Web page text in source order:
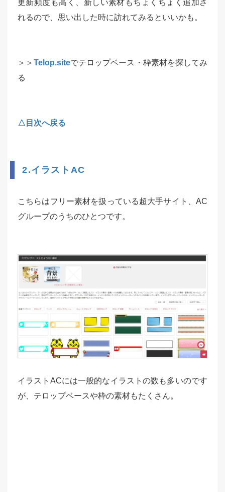
更新頻度も高く、新しい素材もちょくちょく追加さ
れるので、思い出した時に訪れてみるといいかも。
＞＞ Telop.siteでテロップベース・枠素材を探してみ
る
△目次へ戻る
2.イラストAC
こちらはフリー素材を扱っている超大手サイト、AC
グループのうちのひとつです。
イラストACには一般的なイラストの数も多いのです
が、テロップベースや枠の素材もたくさん。